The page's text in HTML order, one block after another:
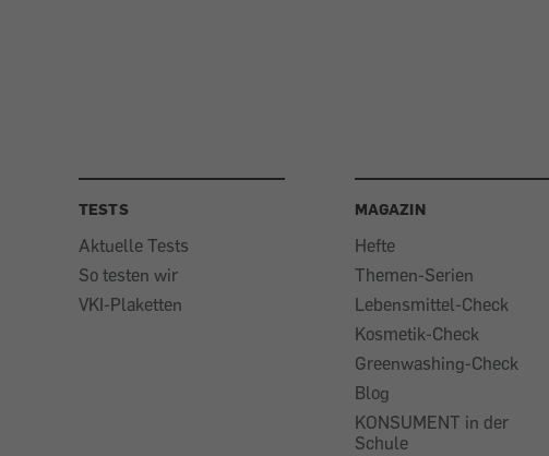
TESTS
Aktuelle Tests
So testen wir
VKI-Plaketten
MAGAZIN
Hefte
Themen-Serien
Lebensmittel-Check
Kosmetik-Check
Greenwashing-Check
Blog
KONSUMENT in der
Schule